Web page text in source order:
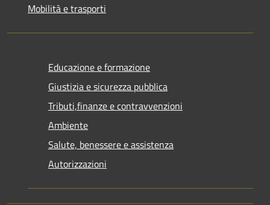
Mobilità e trasporti
Educazione e formazione
Giustizia e sicurezza pubblica
Tributi,finanze e contravvenzioni
Ambiente
Salute, benessere e assistenza
Autorizzazioni